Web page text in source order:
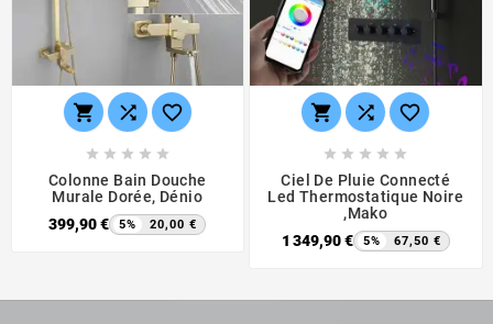
  
    
Colonne Bain Douche
Murale Dorée, Dénio
399,90 €
5% 20,00 €
  
    
Ciel De Pluie Connecté
Led Thermostatique Noire
,Mako
1 349,90 €
5% 67,50 €